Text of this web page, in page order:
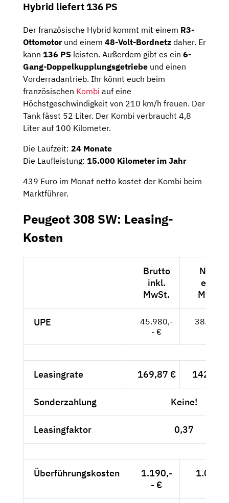
Hybrid liefert 136 PS
Der französische Hybrid kommt mit einem R3-
Ottomotorund einem 48-Volt-Bordnetz daher. Er
kann 136 PS leisten. Außerdem gibt es ein 6-
Gang-Doppelkupplungsgetriebe und einen
Vorderradantrieb. Ihr könnt euch beim
französischen Kombi auf eine
Höchstgeschwindigkeit von 210 km/h freuen. Der
Tank fässt 52 Liter. Der Kombi verbraucht 4,8
Liter auf 100 Kilometer.
Die Laufzeit: 24 Monate
Die Laufleistung: 15.000 Kilometer im Jahr
439 Euro im Monat netto kostet der Kombi beim
Marktführer.
Peugeot 308 SW: Leasing-
Kosten
Brutto
inkl.
MwSt.
Netto
exkl.
MwSt.
UPE
45.980,-
- €
38.639,-
Leasingrate 169,87 € 142,75
Sonderzahlung Keine!
Leasingfaktor 0,37
Überführungskosten
1.190,-
- €
1.000,-